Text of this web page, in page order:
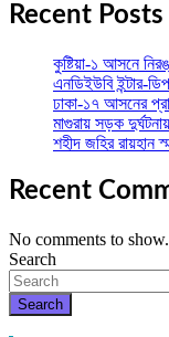
Recent Posts
কুষ্টিয়া-১ আসনে
এনডিইউবি ইন্টার-
ঢাকা-১৭ আসনের
মাগুরায় সড়ক
শহীদ জহির রায়হান
Recent
No comments to show.
Search
Search